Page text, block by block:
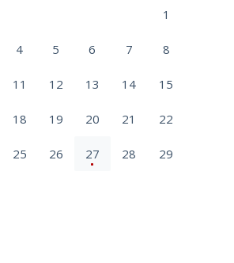
1
4 5 6 7 8
11 12 13 14 15
18 19 20 21 22
25 26 27 28 29